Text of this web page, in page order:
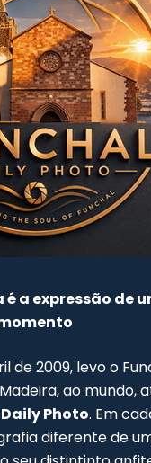
a expressão de
de 2009, levo o
ao mundo,
Photo. Em
diferente de